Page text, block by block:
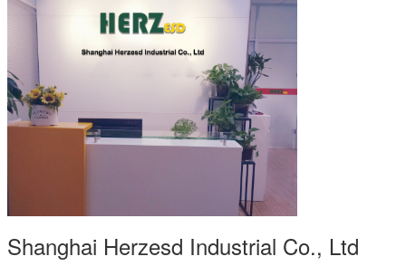
Shanghai Herzesd Industrial Co., Ltd